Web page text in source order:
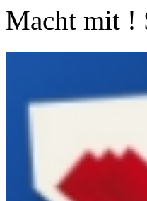
Macht mit !